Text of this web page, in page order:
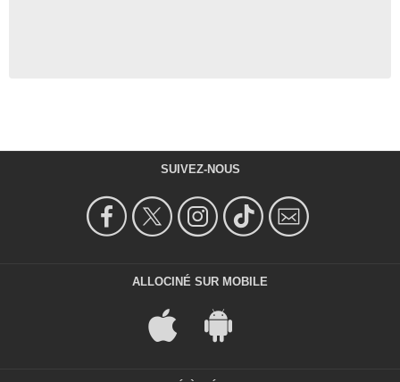
SUIVEZ-NOUS
ALLOCINÉ SUR MOBILE